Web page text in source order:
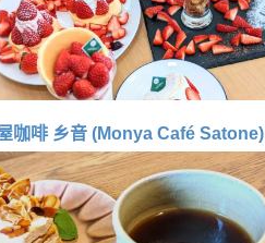
咖啡 乡音 (Monya Café Satone)